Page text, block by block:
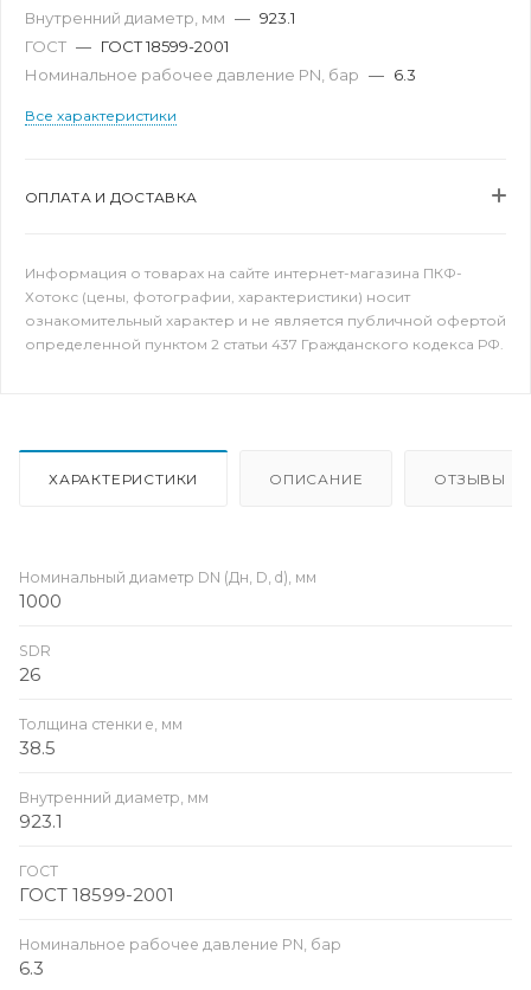
Внутренний диаметр, мм — 923.1
ГОСТ — ГОСТ 18599-2001
Номинальное рабочее давление PN, бар — 6.3
Все характеристики
ОПЛАТА И ДОСТАВКА
Информация о товарах на сайте интернет-магазина ПКФ-
Хотокс (цены, фотографии, характеристики) носит
ознакомительный характер и не является публичной офертой
определенной пунктом 2 статьи 437 Гражданского кодекса РФ.
ХАРАКТЕРИСТИКИ ОПИСАНИЕ ОТЗЫВЫ
Номинальный диаметр DN (Дн, D, d), мм
1000
SDR
26
Толщина стенки e, мм
38.5
Внутренний диаметр, мм
923.1
ГОСТ
ГОСТ 18599-2001
Номинальное рабочее давление PN, бар
6.3